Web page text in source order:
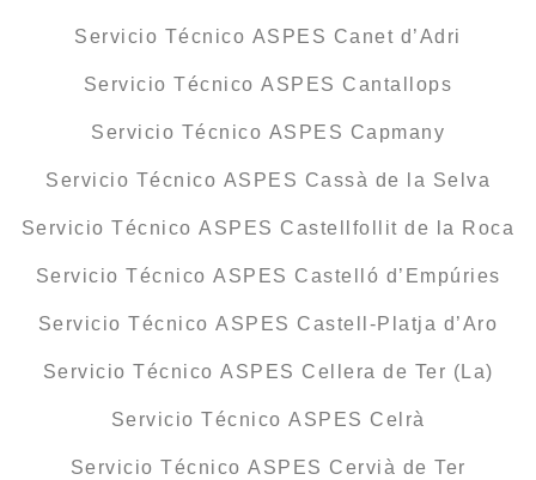
Servicio Técnico ASPES Canet d’Adri
Servicio Técnico ASPES Cantallops
Servicio Técnico ASPES Capmany
Servicio Técnico ASPES Cassà de la Selva
Servicio Técnico ASPES Castellfollit de la Roca
Servicio Técnico ASPES Castelló d’Empúries
Servicio Técnico ASPES Castell-Platja d’Aro
Servicio Técnico ASPES Cellera de Ter (La)
Servicio Técnico ASPES Celrà
Servicio Técnico ASPES Cervià de Ter